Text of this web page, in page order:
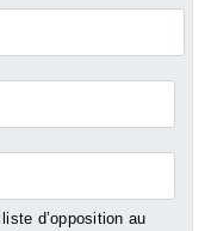
d’opposition au